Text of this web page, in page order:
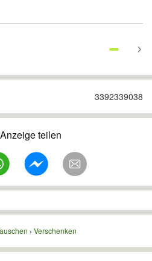
3392339038
teilen
Verschenken